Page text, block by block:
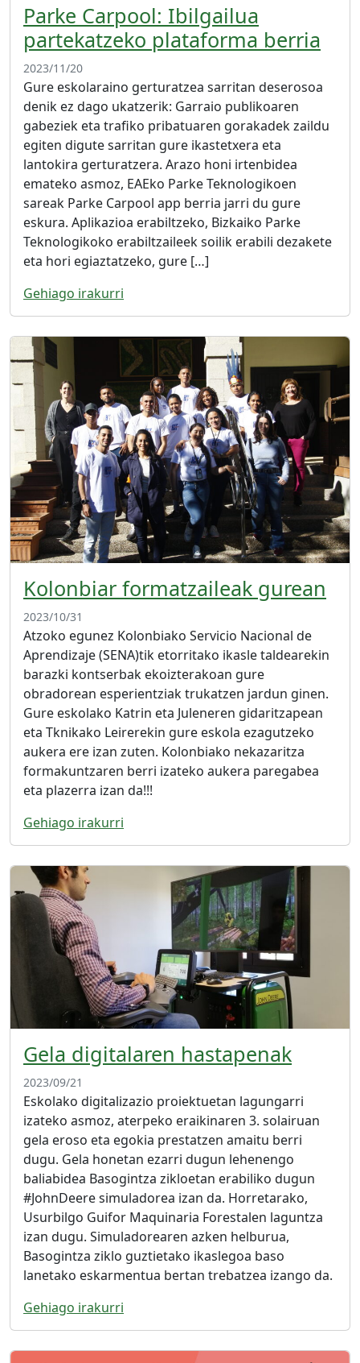
Parke Carpool: Ibilgailua
partekatzeko plataforma berria
2023/11/20
Gure eskolaraino gerturatzea sarritan deserosoa
denik ez dago ukatzerik: Garraio publikoaren
gabeziek eta trafiko pribatuaren gorakadek zaildu
egiten digute sarritan gure ikastetxera eta
lantokira gerturatzera. Arazo honi irtenbidea
emateko asmoz, EAEko Parke Teknologikoen
sareak Parke Carpool app berria jarri du gure
eskura. Aplikazioa erabiltzeko, Bizkaiko Parke
Teknologikoko erabiltzaileek soilik erabili dezakete
eta hori egiaztatzeko, gure […]
Gehiago irakurri
Kolonbiar formatzaileak gurean
2023/10/31
Atzoko egunez Kolonbiako Servicio Nacional de
Aprendizaje (SENA)tik etorritako ikasle taldearekin
barazki kontserbak ekoizterakoan gure
obradorean esperientziak trukatzen jardun ginen.
Gure eskolako Katrin eta Juleneren gidaritzapean
eta Tknikako Leirerekin gure eskola ezagutzeko
aukera ere izan zuten. Kolonbiako nekazaritza
formakuntzaren berri izateko aukera paregabea
eta plazerra izan da!!!
Gehiago irakurri
Gela digitalaren hastapenak
2023/09/21
Eskolako digitalizazio proiektuetan lagungarri
izateko asmoz, aterpeko eraikinaren 3. solairuan
gela eroso eta egokia prestatzen amaitu berri
dugu. Gela honetan ezarri dugun lehenengo
baliabidea Basogintza zikloetan erabiliko dugun
#JohnDeere simuladorea izan da. Horretarako,
Usurbilgo Guifor Maquinaria Forestalen laguntza
izan dugu. Simuladorearen azken helburua,
Basogintza ziklo guztietako ikaslegoa baso
lanetako eskarmentua bertan trebatzea izango da.
Gehiago irakurri